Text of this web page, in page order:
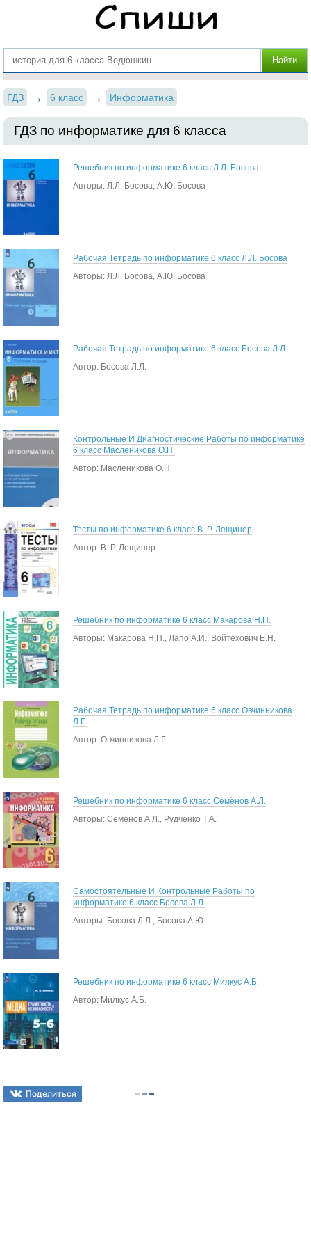
ГДЗ 6 класс Информатика
ГДЗ по информатике для 6 класса
Решебник по информатике 6 класс Л.Л. Босова
Авторы: Л.Л. Босова, А.Ю. Босова
Рабочая Тетрадь по информатике 6 класс Л.Л. Босова
Авторы: Л.Л. Босова, А.Ю. Босова
Рабочая Тетрадь по информатике 6 класс Босова Л.Л.
Автор: Босова Л.Л.
Контрольные И Диагностические Работы по информатике
6 класс Масленикова О.Н.
Автор: Масленикова О.Н.
Тесты по информатике 6 класс В. Р. Лещинер
Автор: В. Р. Лещинер
Решебник по информатике 6 класс Макарова Н.П.
Авторы: Макарова Н.П., Лапо А.И., Войтехович Е.Н.
Рабочая Тетрадь по информатике 6 класс Овчинникова
Л.Г.
Автор: Овчинникова Л.Г.
Решебник по информатике 6 класс Семёнов А.Л.
Авторы: Семёнов А.Л., Рудченко Т.А.
Самостоятельные И Контрольные Работы по
информатике 6 класс Босова Л.Л.
Авторы: Босова Л.Л., Босова А.Ю.
Решебник по информатике 6 класс Милкус А.Б.
Автор: Милкус А.Б.
Поделиться